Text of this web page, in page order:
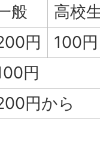
般
高校
円
100円
円
円から